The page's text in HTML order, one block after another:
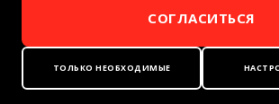
ПН-ПТ С 9:00 до 18:00
Адрес:
СОГЛАСИТЬСЯ
ТОЛЬКО НЕОБХОДИМЫЕ